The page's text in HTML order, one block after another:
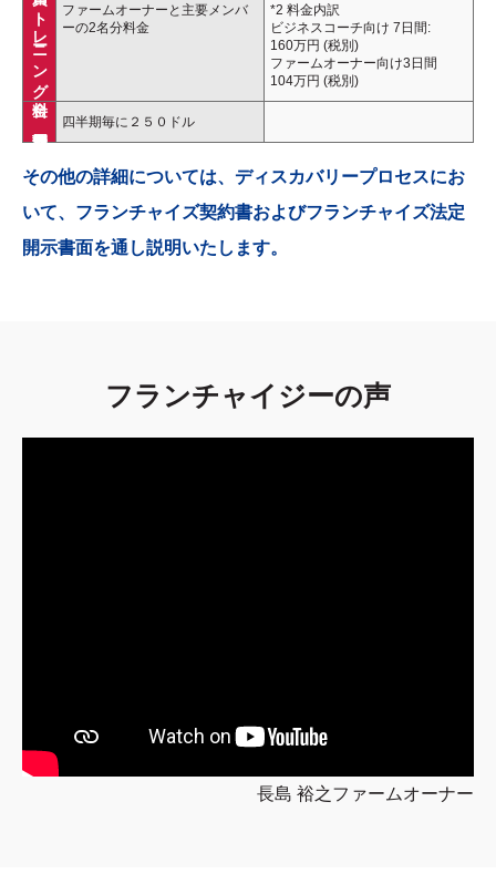
トレーニング料金
ファームオーナーと主要メンバ
ーの2名分料金
*2 料金内訳
ビジネスコーチ向け 7日間:
160万円 (税別)
ファームオーナー向け3日間
104万円 (税別)
四半期毎に２５０ドル
その他の詳細については、ディスカバリープロセスにお
いて、フランチャイズ契約書およびフランチャイズ法定
開示書面を通し説明いたします。
フランチャイジーの声
長島 裕之ファームオーナー